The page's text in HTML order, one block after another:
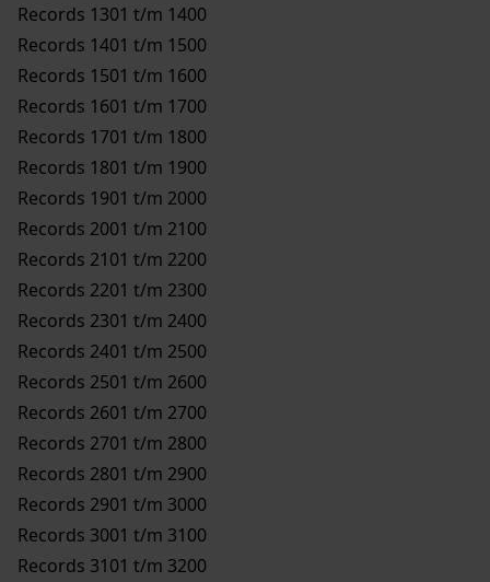
Records 1301 t/m 1400
Records 1401 t/m 1500
Records 1501 t/m 1600
Records 1601 t/m 1700
Records 1701 t/m 1800
Records 1801 t/m 1900
Records 1901 t/m 2000
Records 2001 t/m 2100
Records 2101 t/m 2200
Records 2201 t/m 2300
Records 2301 t/m 2400
Records 2401 t/m 2500
Records 2501 t/m 2600
Records 2601 t/m 2700
Records 2701 t/m 2800
Records 2801 t/m 2900
Records 2901 t/m 3000
Records 3001 t/m 3100
Records 3101 t/m 3200